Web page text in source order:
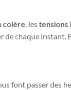
colère, lestensions
de chaque instant.
font passer des